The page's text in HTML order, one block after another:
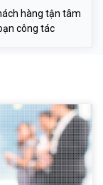
hàng tận tâm
công tác